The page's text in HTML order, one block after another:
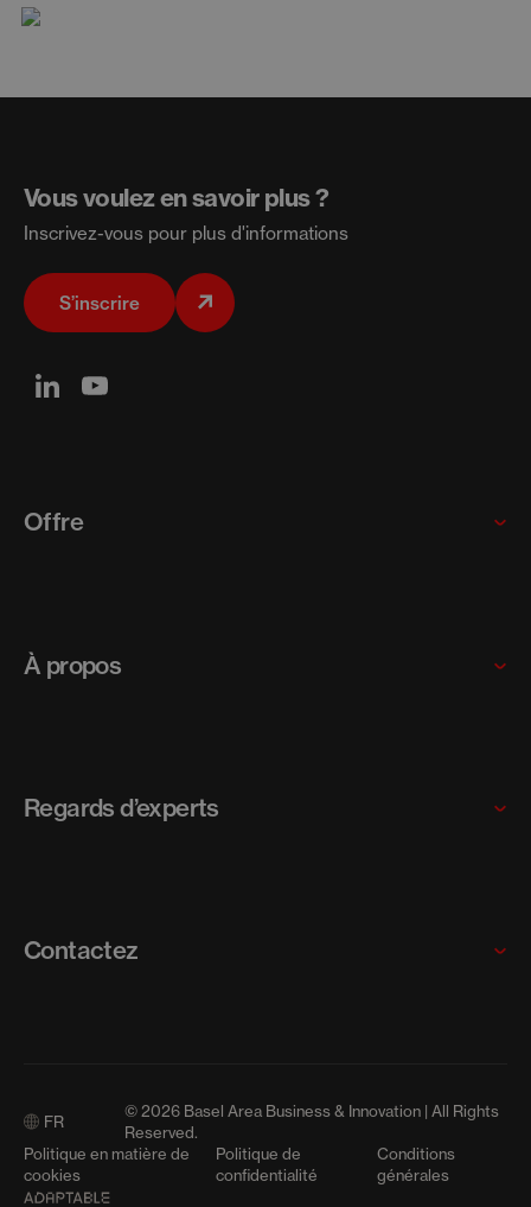
Vous voulez en savoir plus ?
Inscrivez-vous pour plus d'informations
S’inscrire
Offre
Startups et scaleups
À propos
Rencontrer notre équipe
Regards d’experts
Articles
Contactez
Médias
FR
© 2026 Basel Area Business & Innovation | All Rights
Reserved.
Politique en matière de
cookies
Politique de
confidentialité
Conditions
générales